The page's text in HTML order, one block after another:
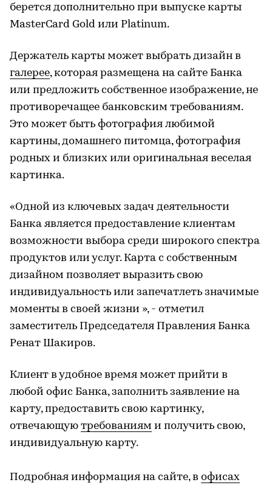
берется дополнительно при выпуске карты
MasterCard Gold или Platinum.
Держатель карты может выбрать дизайн в
галерее, которая размещена на сайте Банка
или предложить собственное изображение, не
противоречащее банковским требованиям.
Это может быть фотография любимой
картины, домашнего питомца, фотография
родных и близких или оригинальная веселая
картинка.
«Одной из ключевых задач деятельности
Банка является предоставление клиентам
возможности выбора среди широкого спектра
продуктов или услуг. Карта с собственным
дизайном позволяет выразить свою
индивидуальность или запечатлеть значимые
моменты в своей жизни », - отметил
заместитель Председателя Правления Банка
Ренат Шакиров.
Клиент в удобное время может прийти в
любой офис Банка, заполнить заявление на
карту, предоставить свою картинку,
отвечающую требованиям и получить свою,
индивидуальную карту.
Подробная информация на сайте, в офисах